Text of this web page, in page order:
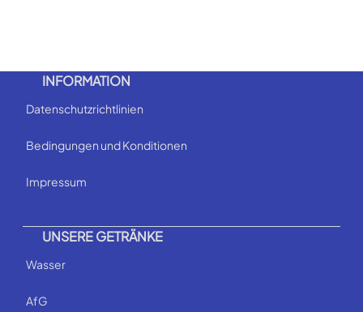
INFORMATION
Datenschutzrichtlinien
Bedingungen und Konditionen
Impressum
UNSERE GETRÄNKE
Wasser
AfG